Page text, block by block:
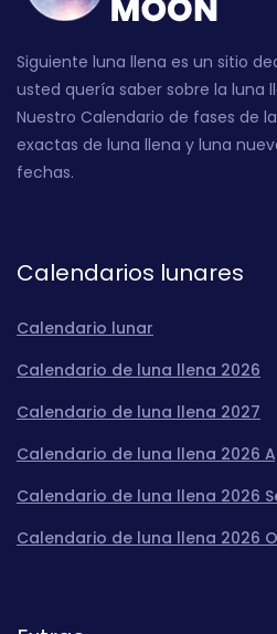
Siguiente luna llena es un sitio
usted quería saber sobre la luna
Nuestro Calendario de fases de
exactas de luna llena y luna
fechas.
Calendarios lunares
Calendario lunar
Calendario de luna llena 2026
Calendario de luna llena 2027
Calendario de luna llena 2026
Calendario de luna llena 2026
Calendario de luna llena 2026